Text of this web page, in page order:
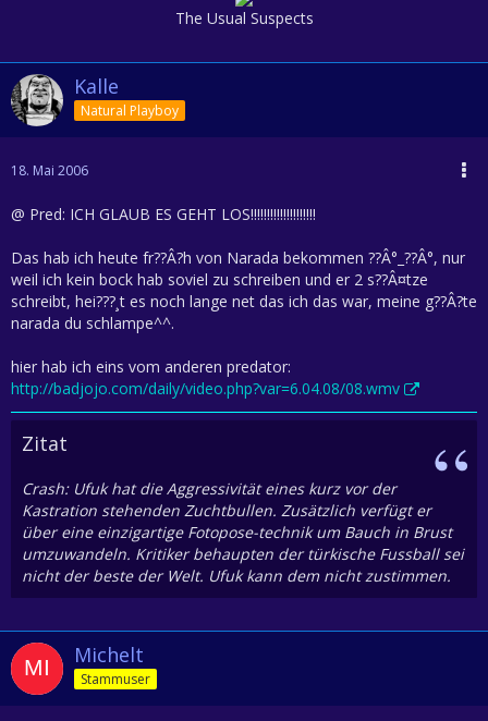
The Usual Suspects
Kalle
Natural Playboy
18. Mai 2006
@ Pred: ICH GLAUB ES GEHT LOS!!!!!!!!!!!!!!!!!!!!
Das hab ich heute fr??Â?h von Narada bekommen ??Â°_??Â°, nur
weil ich kein bock hab soviel zu schreiben und er 2 s??Â¤tze
schreibt, hei???¸t es noch lange net das ich das war, meine g??Â?te
narada du schlampe^^.
hier hab ich eins vom anderen predator:
http://badjojo.com/daily/video.php?var=6.04.08/08.wmv
Zitat
Crash: Ufuk hat die Aggressivität eines kurz vor der
Kastration stehenden Zuchtbullen. Zusätzlich verfügt er
über eine einzigartige Fotopose-technik um Bauch in Brust
umzuwandeln. Kritiker behaupten der türkische Fussball sei
nicht der beste der Welt. Ufuk kann dem nicht zustimmen.
Michelt
Stammuser